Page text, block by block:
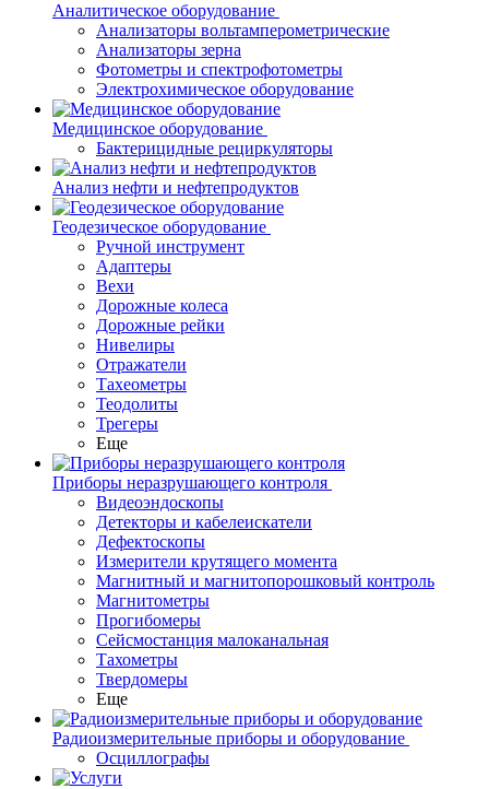
Аналитическое оборудование
Анализаторы вольтамперометрические
Анализаторы зерна
Фотометры и спектрофотометры
Электрохимическое оборудование
Медицинское оборудование
Бактерицидные рециркуляторы
Анализ нефти и нефтепродуктов
Геодезическое оборудование
Ручной инструмент
Адаптеры
Вехи
Дорожные колеса
Дорожные рейки
Нивелиры
Отражатели
Тахеометры
Теодолиты
Трегеры
Еще
Приборы неразрушающего контроля
Видеоэндоскопы
Детекторы и кабелеискатели
Дефектоскопы
Измерители крутящего момента
Магнитный и магнитопорошковый контроль
Магнитометры
Прогибомеры
Сейсмостанция малоканальная
Тахометры
Твердомеры
Еще
Радиоизмерительные приборы и оборудование
Осциллографы